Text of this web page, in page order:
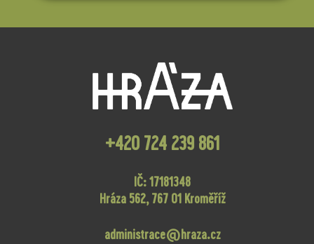
+420 724 239 861
IČ: 17181348
Hráza 562, 767 01 Kroměříž
administrace@hraza.cz